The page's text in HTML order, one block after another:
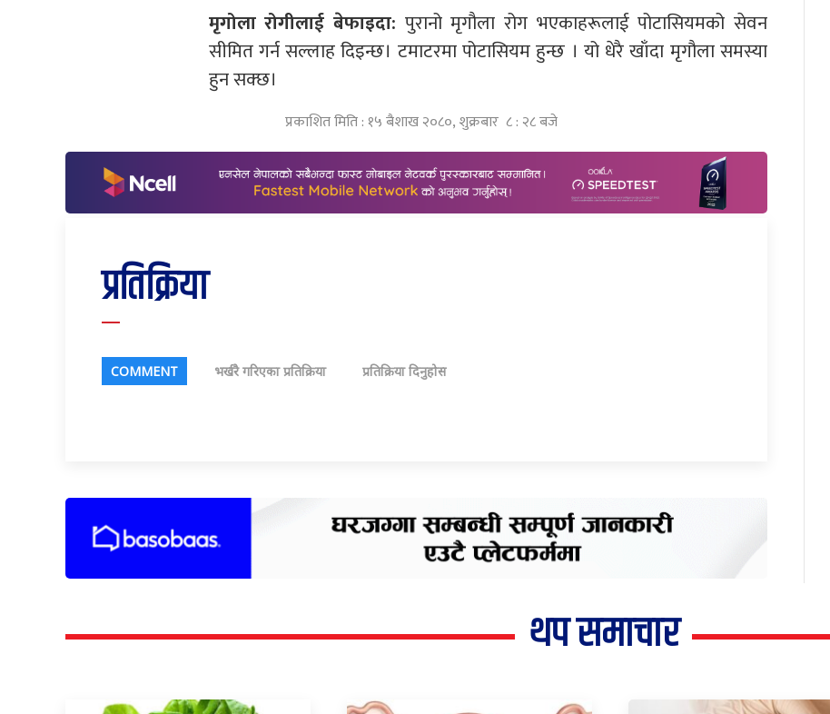
मृगोला रोगीलाई बेफाइदा: पुरानो मृगौला रोग भएकाहरूलाई पोटासियमको सेवन
सीमित गर्न सल्लाह दिइन्छ। टमाटरमा पोटासियम हुन्छ । यो धेरै खाँदा मृगौला समस्या
हुन सक्छ।
प्रकाशित मिति : १५ बैशाख २०८०, शुक्रबार ८ : २८ बजे
प्रतिक्रिया
COMMENT भर्खरै गरिएका प्रतिक्रिया प्रतिक्रिया दिनुहोस
थप समाचार